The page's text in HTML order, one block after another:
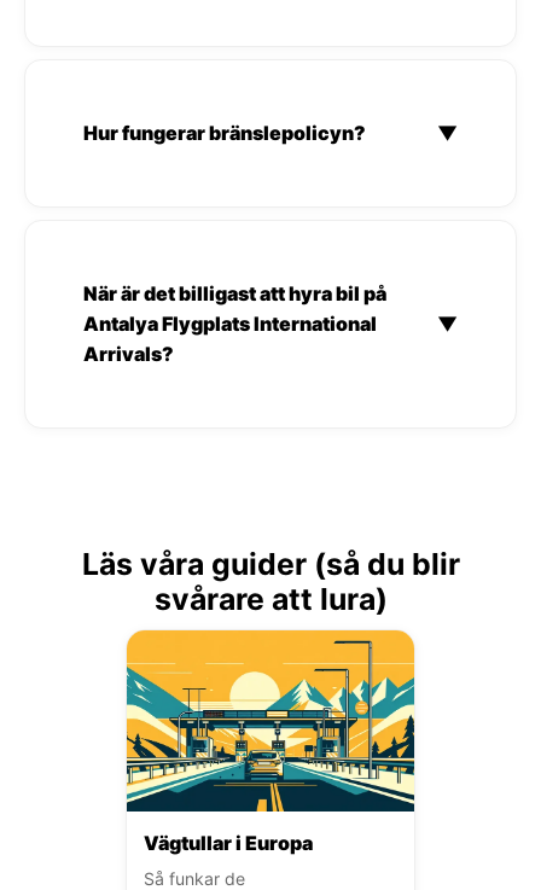
Hur fungerar bränslepolicyn? ▼
När är det billigast att hyra bil på
Antalya Flygplats International
Arrivals?
▼
Läs våra guider (så du blir
svårare att lura)
Vägtullar i Europa
Så funkar de